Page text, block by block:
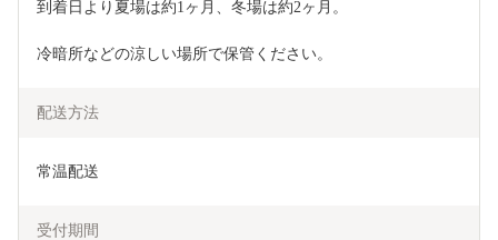
到着日より夏場は約1ヶ月、冬場は約2ヶ月。
冷暗所などの涼しい場所で保管ください。
配送方法
常温配送
受付期間